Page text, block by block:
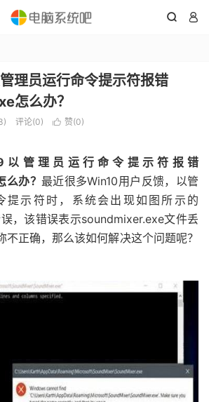
 
理员运行命令提示符报错
怎么办？
评论(0)  赞(0)
以管理员运行命令提示符报错
办？ 最近很多Win10用户反馈，以管
提示符时，系统会出现如图所示的
，该错误表示soundmixer.exe文件丢
不正确，那么该如何解决这个问题呢？